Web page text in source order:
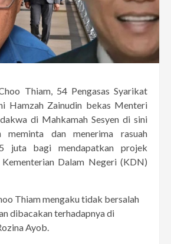
Thiam, 54 Pengasas Syarikat
Hamzah Zainudin bekas Menteri
di Mahkamah Sesyen di sini
meminta dan menerima rasuah
juta bagi mendapatkan projek
Dalam Negeri (KDN)
Thiam mengaku tidak bersalah
dibacakan terhadapnya di
Ayob.